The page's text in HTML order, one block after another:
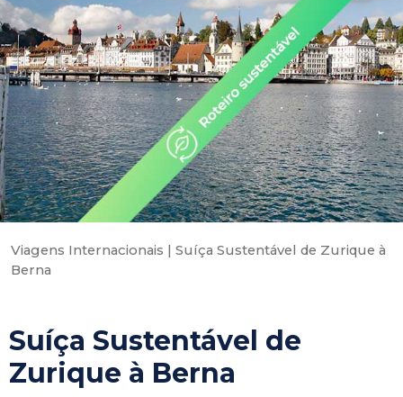
Viagens Internacionais | Suíça Sustentável de Zurique à
Berna
Suíça Sustentável de
Zurique à Berna